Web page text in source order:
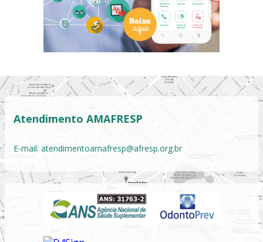
Atendimento AMAFRESP
E-mail: atendimentoamafresp@afresp.org.br